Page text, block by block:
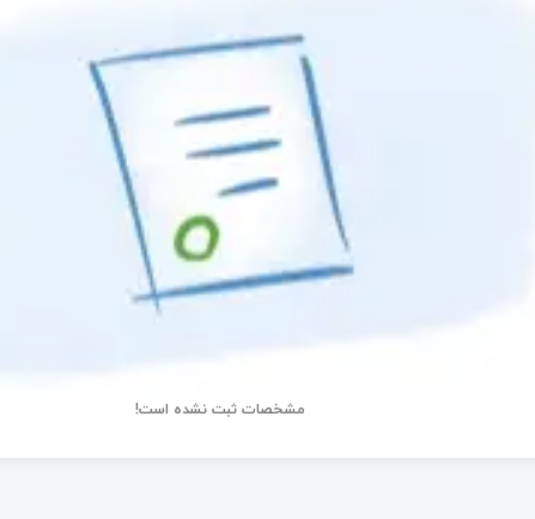
مشخصات ثبت نشده است!